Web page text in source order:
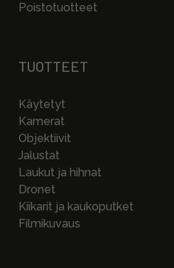
Poistotuotteet
TUOTTEET
Käytetyt
Kamerat
Objektiivit
Jalustat
Laukut ja hihnat
Dronet
Kiikarit ja kaukoputket
Filmikuvaus